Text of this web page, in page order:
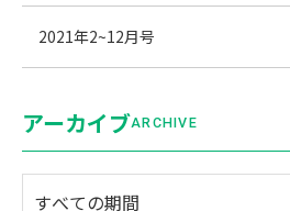
2021年2~12月号
アーカイブARCHIVE